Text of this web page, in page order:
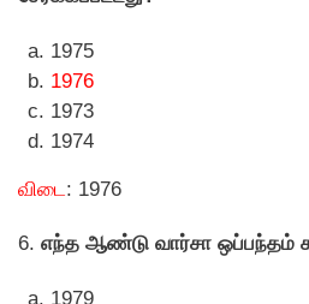
1975
1976
1973
1974
விடை : 1976
6. எந்த ஆண்டு வார்சா ஒப்பந்தம்
1979